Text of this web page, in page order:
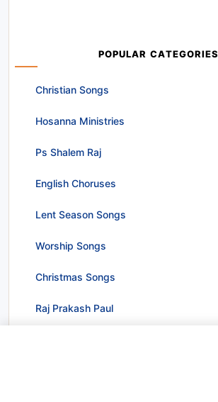
POPULAR CATEGORIES
Christian Songs
Hosanna Ministries
Ps Shalem Raj
English Choruses
Lent Season Songs
Worship Songs
Christmas Songs
Raj Prakash Paul